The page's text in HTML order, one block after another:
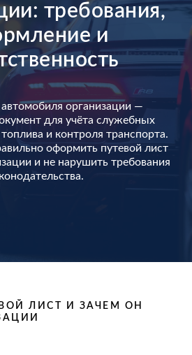
требования,
и
автомобиля организации —
для учёта служебных
и контроля транспорта.
оформить путевой лист
и не нарушить требования
ЛИСТ И ЗАЧЕМ ОН